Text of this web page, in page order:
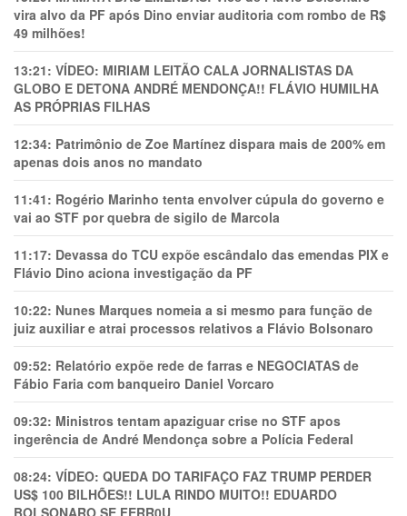
vira alvo da PF após Dino enviar auditoria com rombo de R$
49 milhões!
13:21: VÍDEO: MIRIAM LEITÃO CALA JORNALISTAS DA
GLOBO E DETONA ANDRÉ MENDONÇA!! FLÁVIO HUMILHA
AS PRÓPRIAS FILHAS
12:34: Patrimônio de Zoe Martínez dispara mais de 200% em
apenas dois anos no mandato
11:41: Rogério Marinho tenta envolver cúpula do governo e
vai ao STF por quebra de sigilo de Marcola
11:17: Devassa do TCU expõe escândalo das emendas PIX e
Flávio Dino aciona investigação da PF
10:22: Nunes Marques nomeia a si mesmo para função de
juiz auxiliar e atrai processos relativos a Flávio Bolsonaro
09:52: Relatório expõe rede de farras e NEGOCIATAS de
Fábio Faria com banqueiro Daniel Vorcaro
09:32: Ministros tentam apaziguar crise no STF apos
ingerência de André Mendonça sobre a Polícia Federal
08:24: VÍDEO: QUEDA DO TARIFAÇO FAZ TRUMP PERDER
US$ 100 BILHÕES!! LULA RINDO MUITO!! EDUARDO
BOLSONARO SE FERR0U